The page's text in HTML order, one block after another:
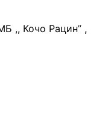
,, Кочо Рацин” ,